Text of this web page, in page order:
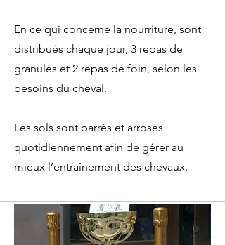
En ce qui concerne la nourriture, sont
distribués chaque jour, 3 repas de
granulés et 2 repas de foin, selon les
besoins du cheval.
Les sols sont barrés et arrosés
quotidiennement afin de gérer au
mieux l’entraînement des chevaux.